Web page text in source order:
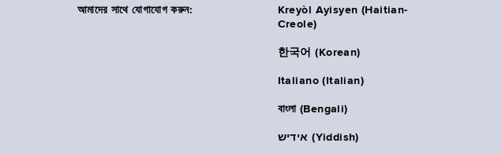
আমাদের সাথে যোগাযোগ করুন:
Kreyòl Ayisyen (Haitian-
Creole)
한국어 (Korean)
Italiano (Italian)
বাংলা (Bengali)
אידיש (Yiddish)